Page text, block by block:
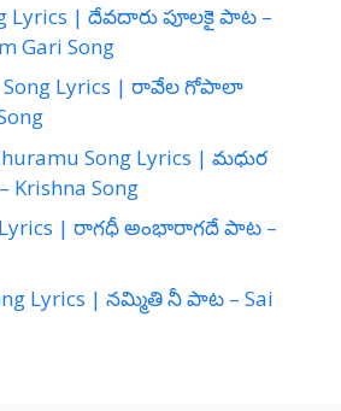
Lyrics | దేవదారు పూలకై పాట –
Gari Song
Song Lyrics | రావేల గోపాలా
Song Lyrics | మధుర
Song
Lyrics | రాగధీ అంభారాగదే పాట –
Lyrics | నమ్మితి నీ పాట – Sai